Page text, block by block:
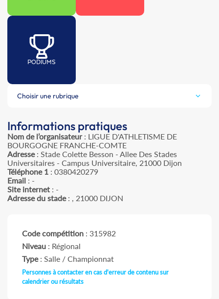
PODIUMS
Choisir une rubrique
Informations pratiques
Nom de l’organisateur: LIGUE D'ATHLETISME DE
BOURGOGNE FRANCHE-COMTE
Adresse: Stade Colette Besson - Allee Des Stades
Universitaires - Campus Universitaire, 21000 Dijon
Téléphone 1 : 0380420279
Email : -
Site internet : -
Adresse du stade: , 21000 DIJON
Code compétition : 315982
Niveau : Régional
Type: Salle / Championnat
Personnes à contacter en cas d'erreur de contenu sur
calendrier ou résultats